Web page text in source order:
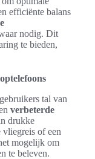
efficiënte balans
nodig. Dit
te bieden,
tal van
verbeterde
drukke
vliegreis of een
mogelijk om
te beleven.